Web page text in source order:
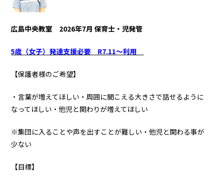
広島中央教室 2026年7月 保育士・児発管
5歳（女子）発達支援必要 R7.11～利用
【保護者様のご希望】
・言葉が増えてほしい・周囲に聞こえる大きさで話せるように
なってほしい・他児と関わりが増えてほしい
※集団に入ることや声を出すことが難しい・他児と関わる事が
少ない
【目標】